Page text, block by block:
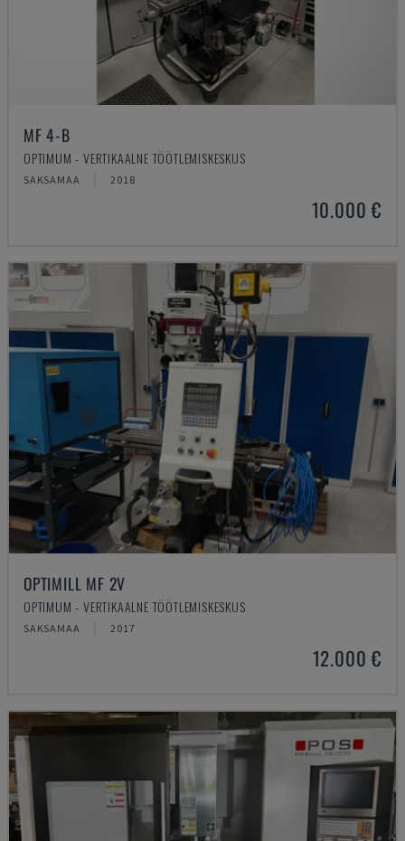
MF 4-B
OPTIMUM - VERTIKAALNE TÖÖTLEMISKESKUS
SAKSAMAA 2018
10.000 €
OPTIMILL MF 2V
OPTIMUM - VERTIKAALNE TÖÖTLEMISKESKUS
SAKSAMAA 2017
12.000 €